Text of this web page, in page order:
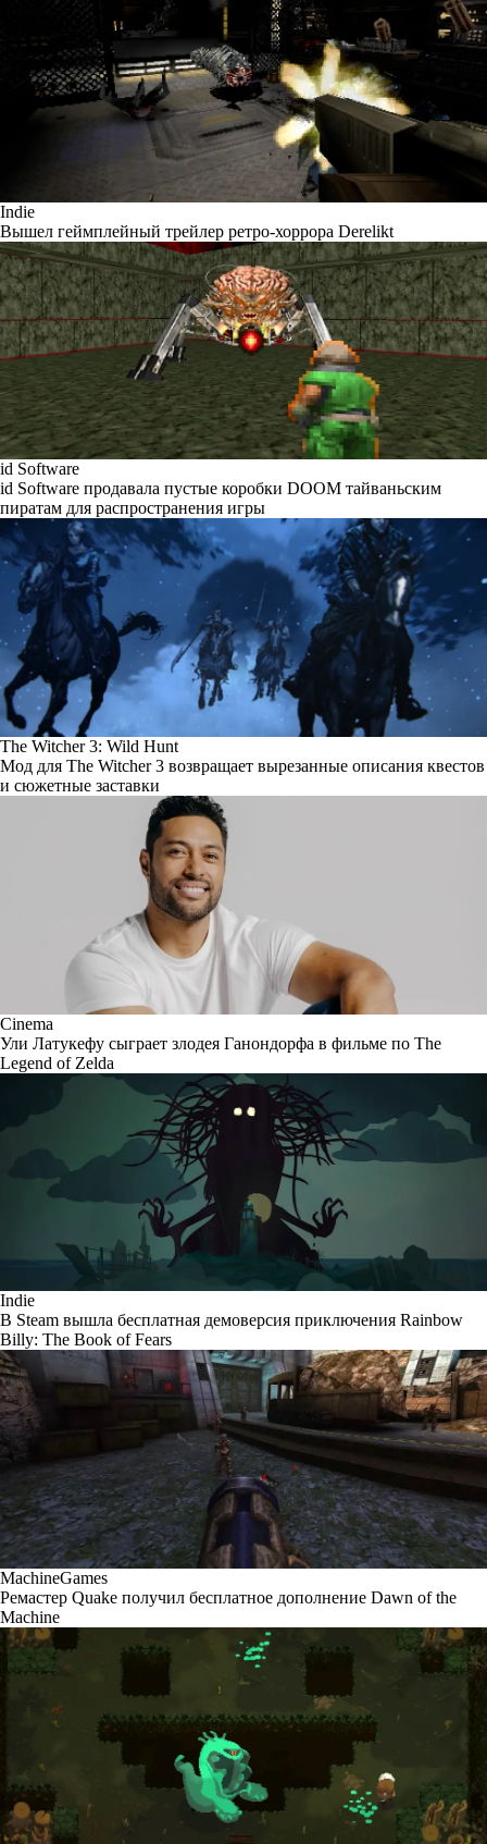
Indie
Вышел геймплейный трейлер ретро-хоррора Derelikt
id Software
id Software продавала пустые коробки DOOM тайваньским
пиратам для распространения игры
The Witcher 3: Wild Hunt
Мод для The Witcher 3 возвращает вырезанные описания квестов
и сюжетные заставки
Cinema
Ули Латукефу сыграет злодея Ганондорфа в фильме по The
Legend of Zelda
Indie
В Steam вышла бесплатная демоверсия приключения Rainbow
Billy: The Book of Fears
MachineGames
Ремастер Quake получил бесплатное дополнение Dawn of the
Machine